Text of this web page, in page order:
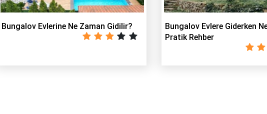
Bungalov Evlerine Ne Zaman Gidilir?
Bungalov Evlere Giderken
Pratik Rehber